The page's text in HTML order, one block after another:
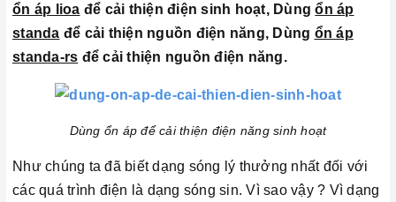
ổn áp lioa để cải thiện điện sinh hoạt, Dùngổn áp
standa để cải thiện nguồn điện năng, Dùng ổn áp
standa-rs để cải thiện nguồn điện năng.
Dùng ổn áp để cải thiện điện năng sinh hoạt
Như chúng ta đã biết dạng sóng lý thưởng nhất đối với
các quá trình điện là dạng sóng sin. Vì sao vậy ? Vì dạng